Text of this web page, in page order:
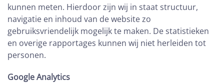
kunnen meten. Hierdoor zijn wij in staat structuur,
navigatie en inhoud van de website zo
gebruiksvriendelijk mogelijk te maken. De statistieken
en overige rapportages kunnen wij niet herleiden tot
personen.
Google Analytics